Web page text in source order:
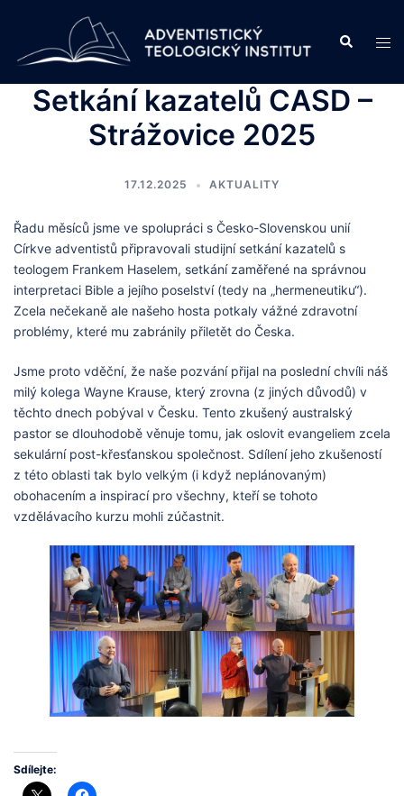
content
Search
Setkání kazatelů CASD –
Strážovice 2025
17.12.2025 AKTUALITY
Řadu měsíců jsme ve spolupráci s Česko-Slovenskou unií
Církve adventistů připravovali studijní setkání kazatelů s
teologem Frankem Haselem, setkání zaměřené na správnou
interpretaci Bible a jejího poselství (tedy na „hermeneutiku“).
Zcela nečekaně ale našeho hosta potkaly vážné zdravotní
problémy, které mu zabránily přiletět do Česka.
Jsme proto vděční, že naše pozvání přijal na poslední chvíli náš
milý kolega Wayne Krause, který zrovna (z jiných důvodů) v
těchto dnech pobýval v Česku. Tento zkušený australský
pastor se dlouhodobě věnuje tomu, jak oslovit evangeliem zcela
sekulární post-křesťanskou společnost. Sdílení jeho zkušeností
z této oblasti tak bylo velkým (i když neplánovaným)
obohacením a inspirací pro všechny, kteří se tohoto
vzdělávacího kurzu mohli zúčastnit.
Sdílejte: